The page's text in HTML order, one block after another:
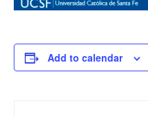
Add to calendar